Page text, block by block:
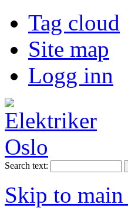
Tag cloud
Site map
Logg inn
Search text:
Skip to